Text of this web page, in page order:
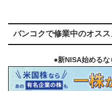
バンコクで修業中のオスス
●新NISA始めるな